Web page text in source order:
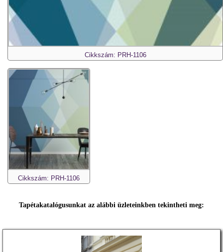
Cikkszám: PRH-1106
Cikkszám: PRH-1106
Tapétakatalógusunkat az alábbi üzleteinkben tekintheti meg: